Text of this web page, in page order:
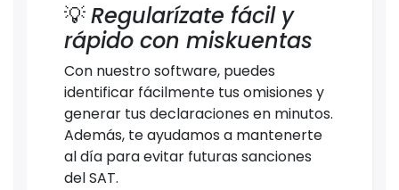
💡Regularízate fácil y
rápido con miskuentas
Con nuestro software, puedes
identificar fácilmente tus omisiones y
generar tus declaraciones en minutos.
Además, te ayudamos a mantenerte
al día para evitar futuras sanciones
del SAT.